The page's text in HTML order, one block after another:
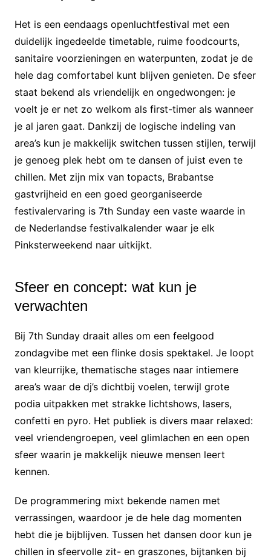
Het is een eendaags openluchtfestival met een
duidelijk ingedeelde timetable, ruime foodcourts,
sanitaire voorzieningen en waterpunten, zodat je de
hele dag comfortabel kunt blijven genieten. De sfeer
staat bekend als vriendelijk en ongedwongen: je
voelt je er net zo welkom als first-timer als wanneer
je al jaren gaat. Dankzij de logische indeling van
area’s kun je makkelijk switchen tussen stijlen, terwijl
je genoeg plek hebt om te dansen of juist even te
chillen. Met zijn mix van topacts, Brabantse
gastvrijheid en een goed georganiseerde
festivalervaring is 7th Sunday een vaste waarde in
de Nederlandse festivalkalender waar je elk
Pinksterweekend naar uitkijkt.
Sfeer en concept: wat kun je
verwachten
Bij 7th Sunday draait alles om een feelgood
zondagvibe met een flinke dosis spektakel. Je loopt
van kleurrijke, thematische stages naar intiemere
area’s waar de dj’s dichtbij voelen, terwijl grote
podia uitpakken met strakke lichtshows, lasers,
confetti en pyro. Het publiek is divers maar relaxed:
veel vriendengroepen, veel glimlachen en een open
sfeer waarin je makkelijk nieuwe mensen leert
kennen.
De programmering mixt bekende namen met
verrassingen, waardoor je de hele dag momenten
hebt die je bijblijven. Tussen het dansen door kun je
chillen in sfeervolle zit- en graszones, bijtanken bij